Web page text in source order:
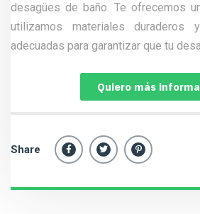
desagües de baño. Te ofrecemos
utilizamos materiales
adecuadas para garantizar que tu
Quiero más
Share